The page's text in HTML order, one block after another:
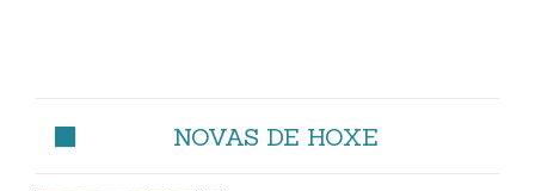
NOVAS DE HOXE